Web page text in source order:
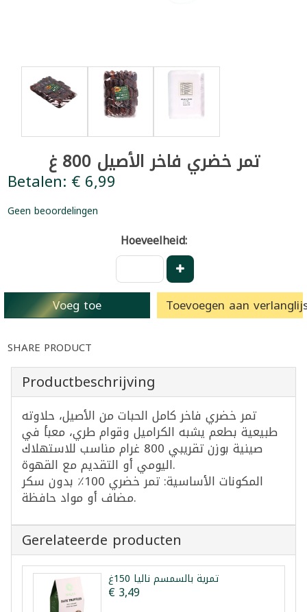
تمر خضري فاخر الأصيل 800 غ
Betalen: € 6,99
Geen beoordelingen
Hoeveelheid:
Voeg toe Toevoegen aan
SHARE PRODUCT
Productbeschrijving
تمر خضري فاخر كامل الحبات من الأصيل، حلاوته
طبيعية بطعم يشبه الكراميل وقوام طري، معبأ في
صينية بوزن تقريبي 800 غرام مناسب للاستهلاك
اليومي أو التقديم مع القهوة.
المكونات الأساسية: تمر خضري 100٪ بدون سكر
مضاف أو مواد حافظة.
Gerelateerde producten
تمرية بالسمسم نالیا 150غ
€ 3,49